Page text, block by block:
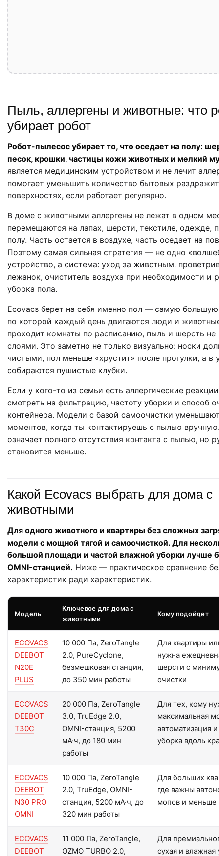
Пыль, аллергены и животные: что
убирает робот
Робот-пылесос убирает то, что оседает на полу:
песок, крошки, частицы кожи животных и мелкий
является медицинским устройством и не лечит
помогает уменьшить количество бытовых
поверхностях, если работает регулярно.
В доме с животными аллергены не лежат в одном
перемещаются на лапах, шерсти, текстиле, одежде,
полу. Часть остается в воздухе, часть оседает на
Поэтому самая сильная стратегия — не одно
устройство, а система: уход за животным,
лежанок, очиститель воздуха при необходимости и
уборка пола.
Ecovacs берет на себя именно пол — самую большую
по которой каждый день двигаются люди и
проходит комнаты по расписанию, пыль и шерсть не
слоями. Это заметно не только визуально: носки
чистыми, пол меньше «хрустит» после прогулки, а в
собираются пушистые клубки.
Если у кого-то из семьи есть аллергические
смотреть на фильтрацию, частоту уборки и способ
контейнера. Модели с базой самоочистки
моментов, когда ты контактируешь с пылью
означает полного отсутствия контакта с пылью, но
становится меньше.
Какой Ecovacs выбрать для дома с
животными
Для одного животного и квартиры без сложных
модели с мощной тягой и самоочисткой. Для
большой площади и частой влажной уборки лучше
OMNI-станцией. Ниже — практическое сравнение
характеристик ради характеристик.
Модель
Ключевое для дома с
животными
Кому подойдет
ECOVACS
DEEBOT
N20E
PLUS
10 000 Па, ZeroTangle
2.0, PureCyclone,
безмешковая станция,
до 350 мин работы
Для квартиры
нужна
шерсти с
очистки
ECOVACS
DEEBOT
T30C
20 000 Па, ZeroTangle
3.0, TruEdge 2.0,
OMNI-станция, 5200
мА·ч, до 180 мин
работы
Для тех, кому
максимальная
автоматизация
уборка вдоль
ECOVACS
DEEBOT
N30 PRO
OMNI
10 000 Па, ZeroTangle
2.0, TruEdge, OMNI-
станция, 5200 мА·ч, до
320 мин работы
Для больших
где важны
мопов и меньше
ECOVACS
DEEBOT
11 000 Па, ZeroTangle,
OZMO TURBO 2.0,
Для
сухая и влажная